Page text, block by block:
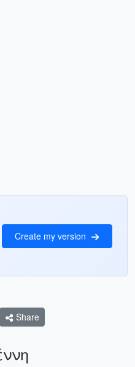
Create my version
Share